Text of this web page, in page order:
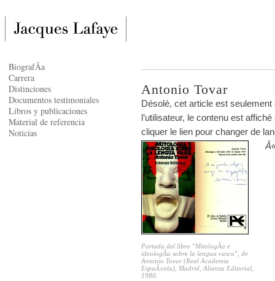
Antonio Tovar
Désolé, cet article est
l’utilisateur, le contenu est
cliquer le lien pour changer de
Portada del libro "MitologÃ­a e
ideologÃ­a sobre la lengua vasca", de
Antonio Tovar (Real Academia
EspaÃ±ola), Madrid, Alianza Editorial,
1980.
BiografÃ­a
Carrera
Distinciones
Documentos testimoniales
Libros y publicaciones
Material de referencia
Noticias